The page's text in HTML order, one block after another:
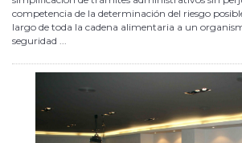
competencia de la determinación del riesgo
largo de toda la cadena alimentaria a un
seguridad ...